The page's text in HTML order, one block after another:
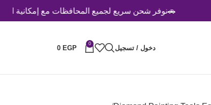
🚗نوفر شحن سريع لجميع المحافظات مع إمكانية الدفع عند
دخول / تسجيل
0
0 EGP